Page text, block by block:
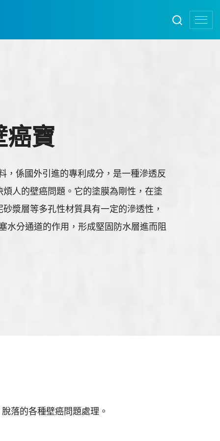
癌寶
，係國外引進的專利成分，是一種滲透反
人的壁癌問題。它的塗膜為剛性，在塗
漿層等多孔性材質具有一定的滲透性，
水分通道的作用，形成堅固防水層進而阻
落的各種壁癌問題處理。